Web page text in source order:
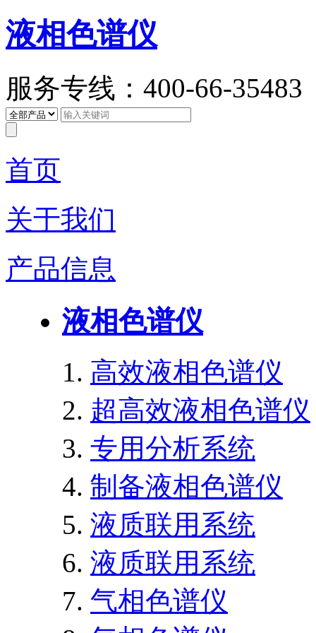
液相色谱仪
服务专线：400-66-35483
首页
关于我们
产品信息
液相色谱仪
高效液相色谱仪
超高效液相色谱仪
专用分析系统
制备液相色谱仪
液质联用系统
液质联用系统
气相色谱仪